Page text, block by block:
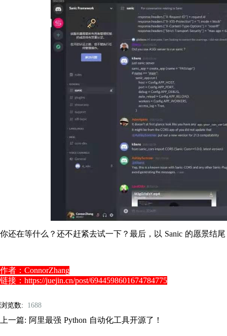
你还在等什么？还不赶紧去试一下？最后，以 Sanic 的愿景结尾
作者：ConnorZhang
链接：https://juejin.cn/post/6944598601674784775
浏览数: 1688
上一篇: 阿里最强 Python 自动化工具开源了！